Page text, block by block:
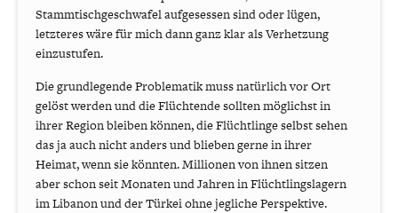
Stammtischgeschwafel aufgesessen sind oder lügen,
letzteres wäre für mich dann ganz klar als Verhetzung
einzustufen.
Die grundlegende Problematik muss natürlich vor Ort
gelöst werden und die Flüchtende sollten möglichst in
ihrer Region bleiben können, die Flüchtlinge selbst sehen
das ja auch nicht anders und blieben gerne in ihrer
Heimat, wenn sie könnten. Millionen von ihnen sitzen
aber schon seit Monaten und Jahren in Flüchtlingslagern
im Libanon und der Türkei ohne jegliche Perspektive.